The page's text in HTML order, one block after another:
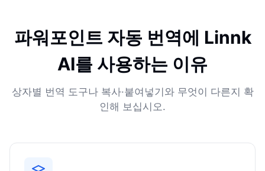
파워포인트 자동 번역에 Linnk
AI를 사용하는 이유
상자별 번역 도구나 복사·붙여넣기와 무엇이 다른지 확
인해 보십시오.